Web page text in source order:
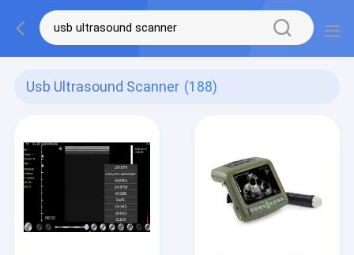
Usb Ultrasound Scanner (188)